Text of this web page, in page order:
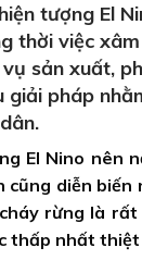
tượng El
thời việc
sản xuất,
giải pháp
El Nino nên
cũng diễn
rừng là
thấp nhất